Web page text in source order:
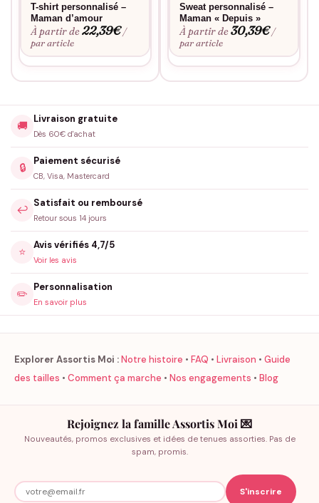
T-shirt personnalisé –
Maman d’amour
À partir de22,39€ /
par article
Sweat personnalisé –
Maman « Depuis »
À partir de30,39€ /
par article
🚚
Livraison gratuite
Dès 60€ d'achat
🔒
Paiement sécurisé
CB, Visa, Mastercard
↩️
Satisfait ou remboursé
Retour sous 14 jours
⭐
Avis vérifiés 4,7/5
Voir les avis
✏️
Personnalisation
En savoir plus
Explorer Assortis Moi :Notre histoire • FAQ • Livraison • Guide
des tailles • Comment ça marche • Nos engagements • Blog
Rejoignez la famille Assortis Moi 💌
Nouveautés, promos exclusives et idées de tenues assorties. Pas de
spam, promis.